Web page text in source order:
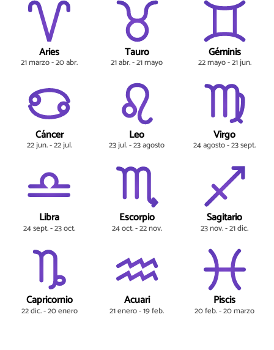
Aries
21 marzo - 20 abr.
Tauro
21 abr. - 21 mayo
Géminis
22 mayo - 21 jun.
Cáncer
22 jun. - 22 jul.
Leo
23 jul. - 23 agosto
Virgo
24 agosto - 23 sept.
Libra
24 sept. - 23 oct.
Escorpio
24 oct. - 22 nov.
Sagitario
23 nov. - 21 dic.
Capricornio
22 dic. - 20 enero
Acuari
21 enero - 19 feb.
Piscis
20 feb. - 20 marzo